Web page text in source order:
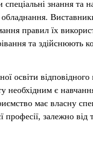
спеціальні знання та
правил їх
та здійснюють
освіти
необхідним є
має власну
професії, залежно від